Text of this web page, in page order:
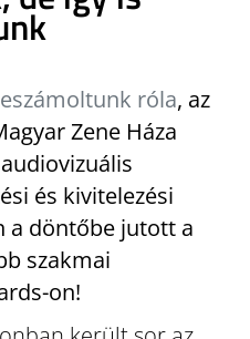
róla, az
Zene Háza
és kivitelezési
a döntőbe jutott a
szakmai
on!